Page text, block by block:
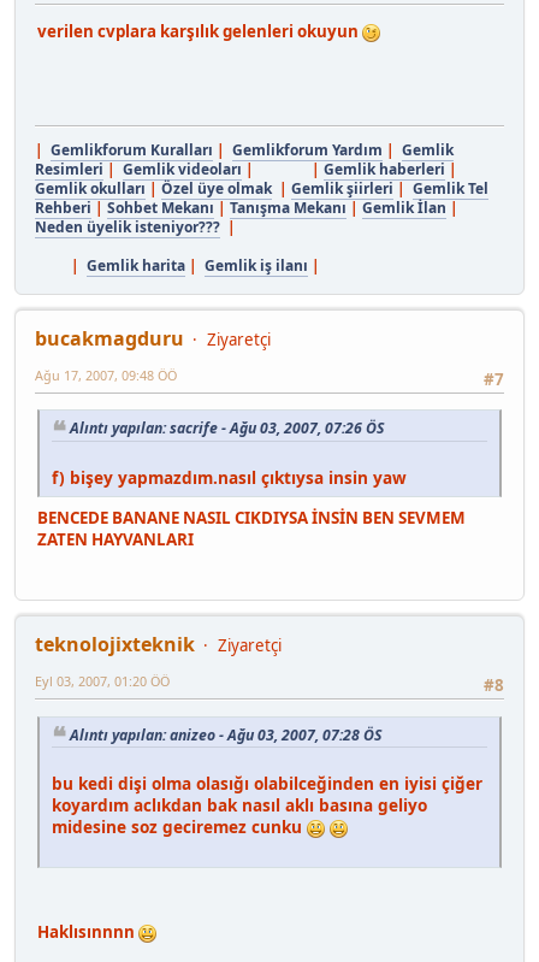
verilen cvplara karşılık gelenleri okuyun
| Gemlikforum Kuralları | Gemlikforum Yardım | Gemlik
Resimleri | Gemlik videoları | | Gemlik haberleri |
Gemlik okulları | Özel üye olmak| Gemlik şiirleri | Gemlik Tel
Rehberi | Sohbet Mekanı | Tanışma Mekanı | Gemlik İlan |
Neden üyelik isteniyor??? |
| Gemlik harita | Gemlik iş ilanı |
bucakmagduru
Ziyaretçi
#7
Ağu 17, 2007, 09:48 ÖÖ
Alıntı yapılan: sacrife - Ağu 03, 2007, 07:26 ÖS
f) bişey yapmazdım.nasıl çıktıysa insin yaw
BENCEDE BANANE NASIL CIKDIYSA İNSİN BEN SEVMEM
ZATEN HAYVANLARI
teknolojixteknik
Ziyaretçi
#8
Eyl 03, 2007, 01:20 ÖÖ
Alıntı yapılan: anizeo - Ağu 03, 2007, 07:28 ÖS
bu kedi dişi olma olasığı olabilceğinden en iyisi çiğer
koyardım aclıkdan bak nasıl aklı basına geliyo
midesine soz geciremez cunku
Haklısınnnn